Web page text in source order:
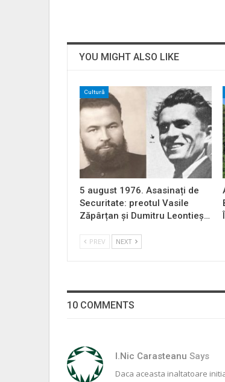
YOU MIGHT ALSO LIKE
Cultură
5 august 1976. Asasinați de
Securitate: preotul Vasile
Zăpârțan și Dumitru Leontieș…
PREV NEXT
10 COMMENTS
I.nic Carasteanu Says
Daca aceasta inaltatoare